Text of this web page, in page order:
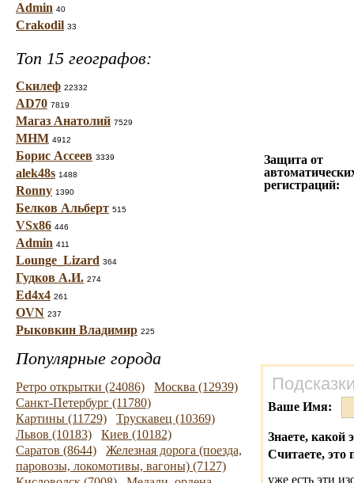
Admin 40
Crakodil 33
Топ 15 географов:
Скилеф 22332
AD70 7819
Магаз Анатолий 7529
МНМ 4912
Борис Ассеев 3339
alek48s 1488
Ronny 1390
Белков Альберт 515
VSx86 446
Admin 411
Lounge_Lizard 364
Гудков А.И. 274
Ed4x4 261
OVN 237
Рыковкин Владимир 225
Популярные города
Ретро открытки (24086)
Москва (12939)
Санкт-Петербург (11780)
Картины (11729)
Трускавец (10369)
Львов (10183)
Киев (10182)
Саратов (8644)
Железная дорога (поезда,
паровозы, локомотивы, вагоны) (7127)
Защита от
регистраций:
Ваше Имя:
Знаете, какой
Считаете, это
уже есть эти